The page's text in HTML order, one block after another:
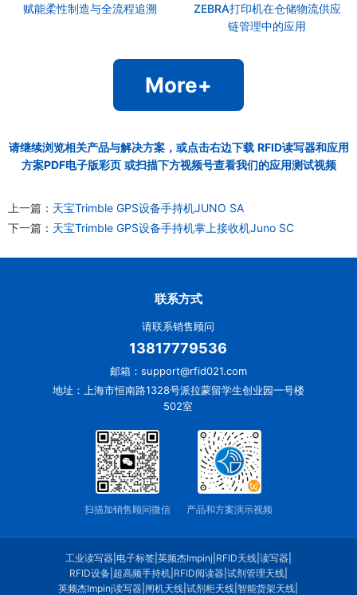
赋能柔性制造与全流程追溯
ZEBRA打印机在仓储物流供应
链管理中的应用
More+
请继续浏览相关产品与解决方案，或点击右边下载 RFID读写器和应用
方案PDF电子版彩页 或扫描下方视频号查看我们的应用测试视频
上一篇： 天宝Trimble GPS设备手持机JUNO SA
下一篇： 天宝Trimble GPS设备手持机掌上接收机Juno SC
联系方式
请联系销售顾问
13817779536
邮箱：support@rfid021.com
地址：上海市恒南路1328号派拉蒙留学生创业园一号楼
502室
扫描加销售顾问微信 产品和方案演示视频
工业读写器| 电子标签| 英频杰Impinj RFID天线| 读写器|
RFID设备| 超高频手持机| RFID阅读器| 试剂管理天线|
英频杰Impinj读写器 |闸机天线 |试剂柜天线 |智能货架天线